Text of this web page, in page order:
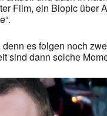
Film, ein Biopic über
es folgen noch
sind dann solche